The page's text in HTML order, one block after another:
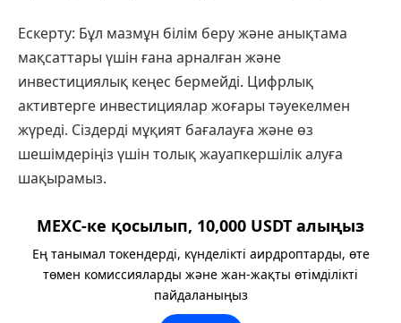
Ескерту: Бұл мазмұн білім беру және анықтама
мақсаттары үшін ғана арналған және
инвестициялық кеңес бермейді. Цифрлық
активтерге инвестициялар жоғары тәуекелмен
жүреді. Сіздерді мұқият бағалауға және өз
шешімдеріңіз үшін толық жауапкершілік алуға
шақырамыз.
MEXC-ке қосылып, 10,000 USDT алыңыз
Ең танымал токендерді, күнделікті аирдроптарды, өте
төмен комиссияларды және жан-жақты өтімділікті
пайдаланыңыз